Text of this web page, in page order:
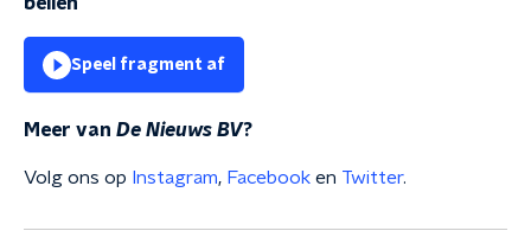
Speel fragment af
Meer van De Nieuws BV?
Volg ons op Instagram, Facebook en Twitter.